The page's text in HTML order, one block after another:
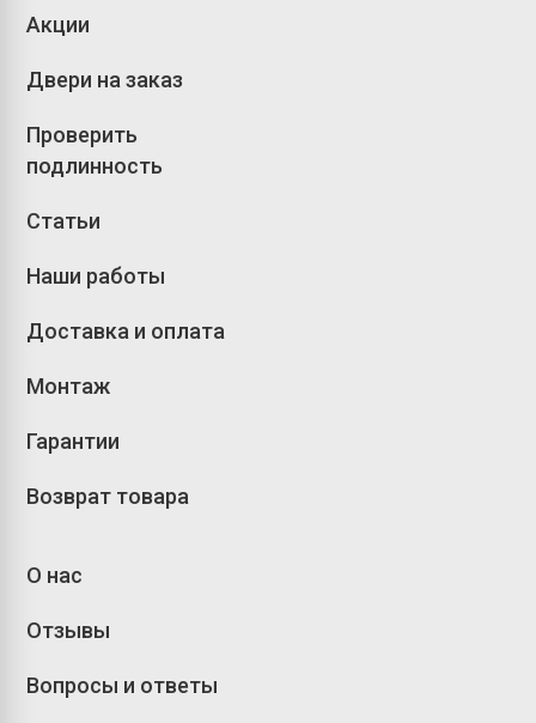
Акции
Двери на заказ
Проверить
подлинность
Статьи
Наши работы
Доставка и оплата
Монтаж
Гарантии
Возврат товара
О нас
Отзывы
Вопросы и ответы